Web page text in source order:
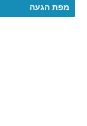
מפת הגעה